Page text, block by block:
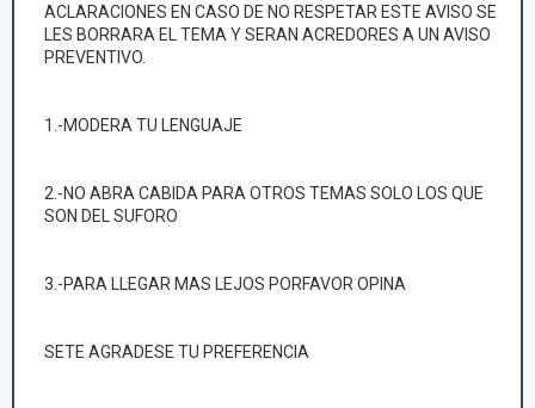
ACLARACIONES EN CASO DE NO RESPETAR ESTE AVISO SE
LES BORRARA EL TEMA Y SERAN ACREDORES A UN AVISO
PREVENTIVO.
1.-MODERA TU LENGUAJE
2.-NO ABRA CABIDA PARA OTROS TEMAS SOLO LOS QUE
SON DEL SUFORO
3.-PARA LLEGAR MAS LEJOS PORFAVOR OPINA
SETE AGRADESE TU PREFERENCIA